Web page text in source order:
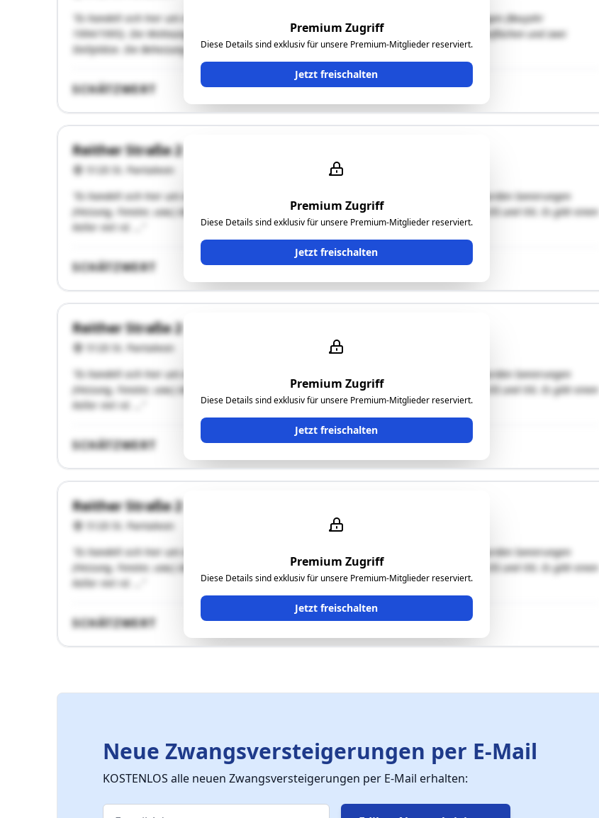
Premium Zugriff
Diese Details sind exklusiv für unsere Premium-Mitglieder reserviert.
Jetzt freischalten
"Es handelt sich hier um eine Eigentumswohnung im Erdgeschoss einer Anlage mit 4 Wohnungen (Baujahr
1994/1995). Die Wohnung hat eine Fläche von rd. 84 m², zudem gibt es 3 Kellerräume, Gartenflächen und zwei
Stellplätze. Die Beheizung erfolgt mittels einer Pelletsheizung …"
SCHÄTZWERT
Premium Zugriff
Diese Details sind exklusiv für unsere Premium-Mitglieder reserviert.
Jetzt freischalten
Reither Straße 2
5120 St. Pantaleon
"Es handelt sich hier um ein massives Wohnhaus aus dem Jahre 1963. Im Jahre 1995/1996 wurden Sanierungen
(Heizung, Fenster, usw.) durchgeführt. Das Wohnhaus hat eine Wohnfläche von rd. 152 m² im EG und OG. Es gibt einen
Keller mit rd. …"
SCHÄTZWERT
Premium Zugriff
Diese Details sind exklusiv für unsere Premium-Mitglieder reserviert.
Jetzt freischalten
Reither Straße 2
5120 St. Pantaleon
"Es handelt sich hier um ein massives Wohnhaus aus dem Jahre 1963. Im Jahre 1995/1996 wurden Sanierungen
(Heizung, Fenster, usw.) durchgeführt. Das Wohnhaus hat eine Wohnfläche von rd. 152 m² im EG und OG. Es gibt einen
Keller mit rd. …"
SCHÄTZWERT
Premium Zugriff
Diese Details sind exklusiv für unsere Premium-Mitglieder reserviert.
Jetzt freischalten
Reither Straße 2
5120 St. Pantaleon
"Es handelt sich hier um ein massives Wohnhaus aus dem Jahre 1963. Im Jahre 1995/1996 wurden Sanierungen
(Heizung, Fenster, usw.) durchgeführt. Das Wohnhaus hat eine Wohnfläche von rd. 152 m² im EG und OG. Es gibt einen
Keller mit rd. …"
SCHÄTZWERT
Neue Zwangsversteigerungen per E-Mail
KOSTENLOS alle neuen Zwangsversteigerungen per E-Mail erhalten: